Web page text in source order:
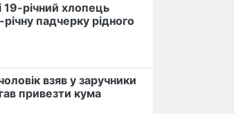
19-річний хлопець​
падчерку рідного
взяв у заручники
привезти кума